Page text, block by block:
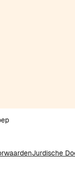
Jurdische